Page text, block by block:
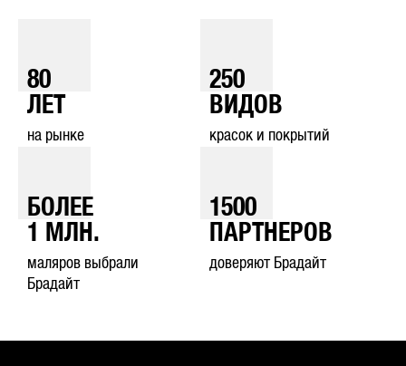
80
ЛЕТ
на рынке
250
ВИДОВ
красок и покрытий
БОЛЕЕ
1
МЛН.
маляров выбрали
Брадайт
1500
ПАРТНЕРОВ
доверяют Брадайт